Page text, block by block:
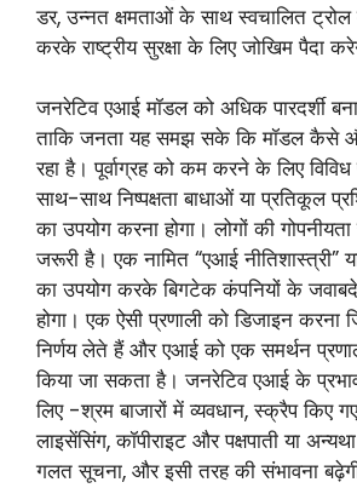
डर, उन्नत क्षमताओं के साथ स्वचालित
करके राष्ट्रीय सुरक्षा के लिए जोखिम पैदा
जनरेटिव एआई मॉडल को अधिक पारदर्शी
ताकि जनता यह समझ सके कि मॉडल कैसे
रहा है। पूर्वाग्रह को कम करने के लिए
साथ-साथ निष्पक्षता बाधाओं या प्रतिकूल
का उपयोग करना होगा। लोगों की
जरूरी है। एक नामित “एआई नीतिशास्त्री”
का उपयोग करके बिगटेक कंपनियों के
होगा। एक ऐसी प्रणाली को डिजाइन करना
निर्णय लेते हैं और एआई को एक समर्थन
किया जा सकता है। जनरेटिव एआई के
लिए -श्रम बाजारों में व्यवधान, स्क्रैप किए
लाइसेंसिंग, कॉपीराइट और पक्षपाती या
गलत सूचना, और इसी तरह की संभावना